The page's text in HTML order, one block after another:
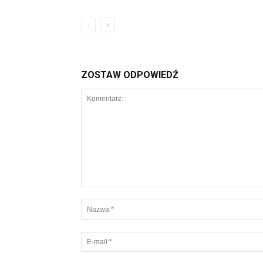
ZOSTAW ODPOWIEDŹ